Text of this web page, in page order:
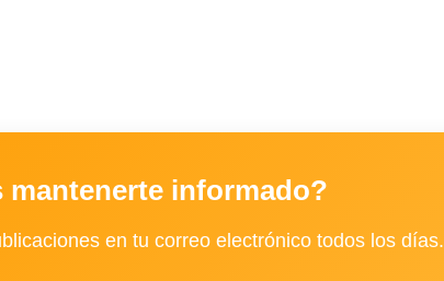
mantenerte informado?
en tu correo electrónico todos los días.